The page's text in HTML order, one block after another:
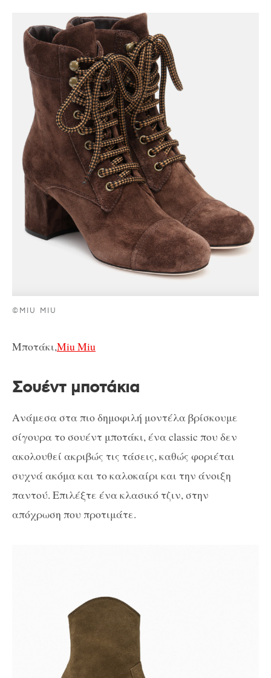
©MIU MIU
Μποτάκι,Miu Miu
Σουέντ μποτάκια
Ανάμεσα στα πιο δημοφιλή μοντέλα βρίσκουμε
σίγουρα το σουέντ μποτάκι, ένα classic που δεν
ακολουθεί ακριβώς τις τάσεις, καθώς φοριέται
συχνά ακόμα και το καλοκαίρι και την άνοιξη
παντού. Επιλέξτε ένα κλασικό τζιν, στην
απόχρωση που προτιμάτε.